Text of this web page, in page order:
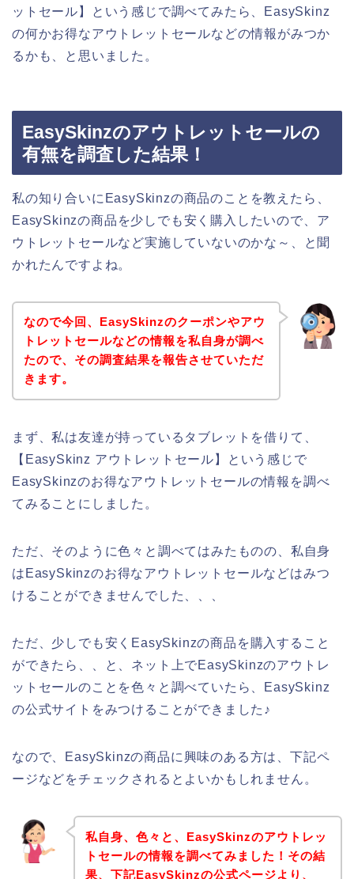
ットセール】という感じで調べてみたら、EasySkinz
の何かお得なアウトレットセールなどの情報がみつか
るかも、と思いました。
EasySkinzのアウトレットセールの
有無を調査した結果！
私の知り合いにEasySkinzの商品のことを教えたら、
EasySkinzの商品を少しでも安く購入したいので、ア
ウトレットセールなど実施していないのかな～、と聞
かれたんですよね。
なので今回、EasySkinzのクーポンやアウ
トレットセールなどの情報を私自身が調べ
たので、その調査結果を報告させていただ
きます。
まず、私は友達が持っているタブレットを借りて、
【EasySkinz アウトレットセール】という感じで
EasySkinzのお得なアウトレットセールの情報を調べ
てみることにしました。
ただ、そのように色々と調べてはみたものの、私自身
はEasySkinzのお得なアウトレットセールなどはみつ
けることができませんでした、、、
ただ、少しでも安くEasySkinzの商品を購入すること
ができたら、、と、ネット上でEasySkinzのアウトレ
ットセールのことを色々と調べていたら、EasySkinz
の公式サイトをみつけることができました♪
なので、EasySkinzの商品に興味のある方は、下記ペ
ージなどをチェックされるとよいかもしれません。
私自身、色々と、EasySkinzのアウトレッ
トセールの情報を調べてみました！その結
果、下記EasySkinzの公式ページより、